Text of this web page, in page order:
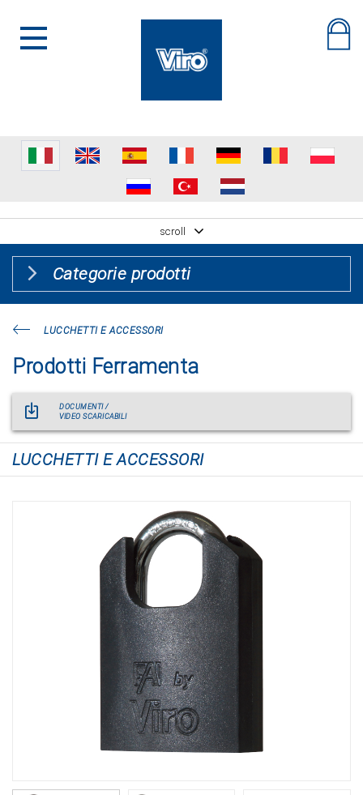
scroll
Categorie prodotti
LUCCHETTI E ACCESSORI
Prodotti Ferramenta
DOCUMENTI /
VIDEO SCARICABILI
LUCCHETTI E ACCESSORI